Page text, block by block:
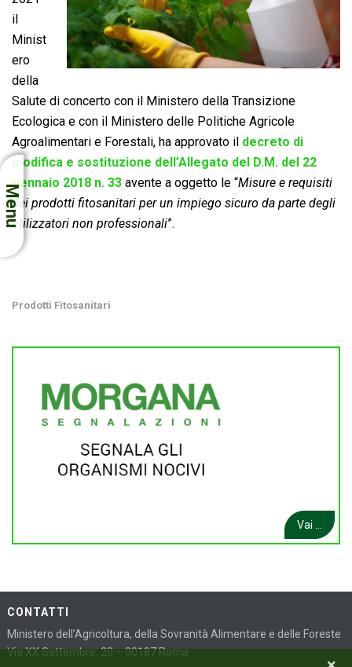
Menu
il
Minist
ero
della
Salute di concerto con il Ministero della Transizione
Ecologica e con il Ministero delle Politiche Agricole
Agroalimentari e Forestali, ha approvato il decreto di
modifica e sostituzione dell’Allegato del D.M. del 22
gennaio 2018 n. 33 avente a oggetto le “Misure e requisiti
dei prodotti fitosanitari per un impiego sicuro da parte degli
utilizzatori non professionali”.
Prodotti Fitosanitari
Vai ...
CONTATTI
Ministero dell’Agricoltura, della Sovranità Alimentare e delle Foreste
Via XX Settembre, 20 – 00187 Roma